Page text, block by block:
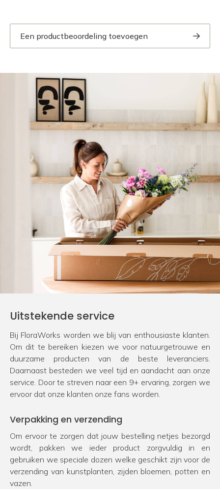
Een productbeoordeling toevoegen
Uitstekende service
Bij FloraWorks worden we blij van enthousiaste klanten.
Om dit te bereiken kiezen we voor natuurgetrouwe en
duurzame producten van de beste leveranciers.
Daarnaast besteden we veel tijd en aandacht aan onze
service. Door te streven naar een 9+ ervaring, zorgen we
ervoor dat onze klanten onze fans worden.
Verpakking en verzending
Om ervoor te zorgen dat jouw bestelling netjes bezorgd
wordt, pakken we ieder product zorgvuldig in en
gebruiken we speciale dozen welke geschikt zijn voor de
verzending van kunstplanten, zijden bloemen, potten en
vazen.